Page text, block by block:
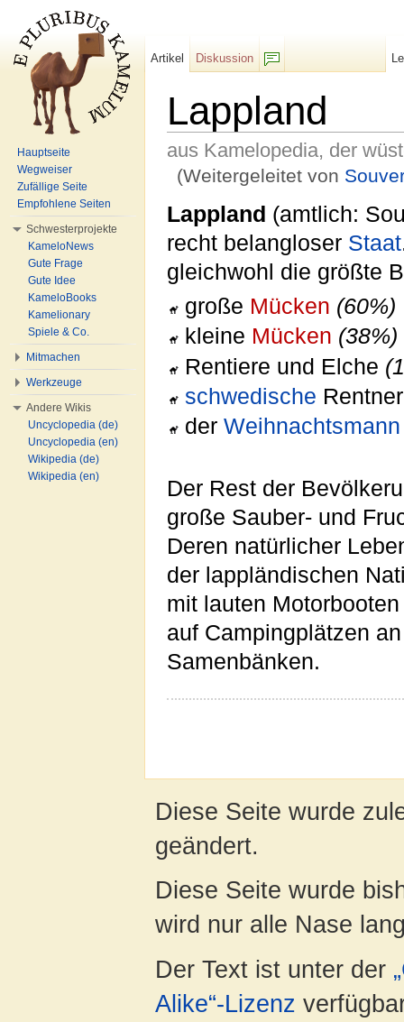
Lappland
aus Kamelopedia, der
(Weitergeleitet von
Lappland (amtlich:
recht belangloser Staat
gleichwohl die größte
große Mücken (60%)
kleine Mücken (38%)
Rentiere und Elche
schwedische
derWeihnachtsmann
Der Rest der
große Sauber- und
Deren natürlicher
der lappländischen
mit lauten
auf Campingplätzen
Samenbänken.
Artikel
Diskussion
Hauptseite
Wegweiser
Zufällige Seite
Empfohlene Seiten
Schwesterprojekte
KameloNews
Gute Frage
Gute Idee
KameloBooks
Kamelionary
Spiele & Co.
Mitmachen
Werkzeuge
Andere Wikis
Uncyclopedia (de)
Uncyclopedia (en)
Wikipedia (de)
Wikipedia (en)
Diese Seite wurde
geändert.
Diese Seite wurde
wird nur alle Nase
Der Text ist unter der
Alike“-Lizenz